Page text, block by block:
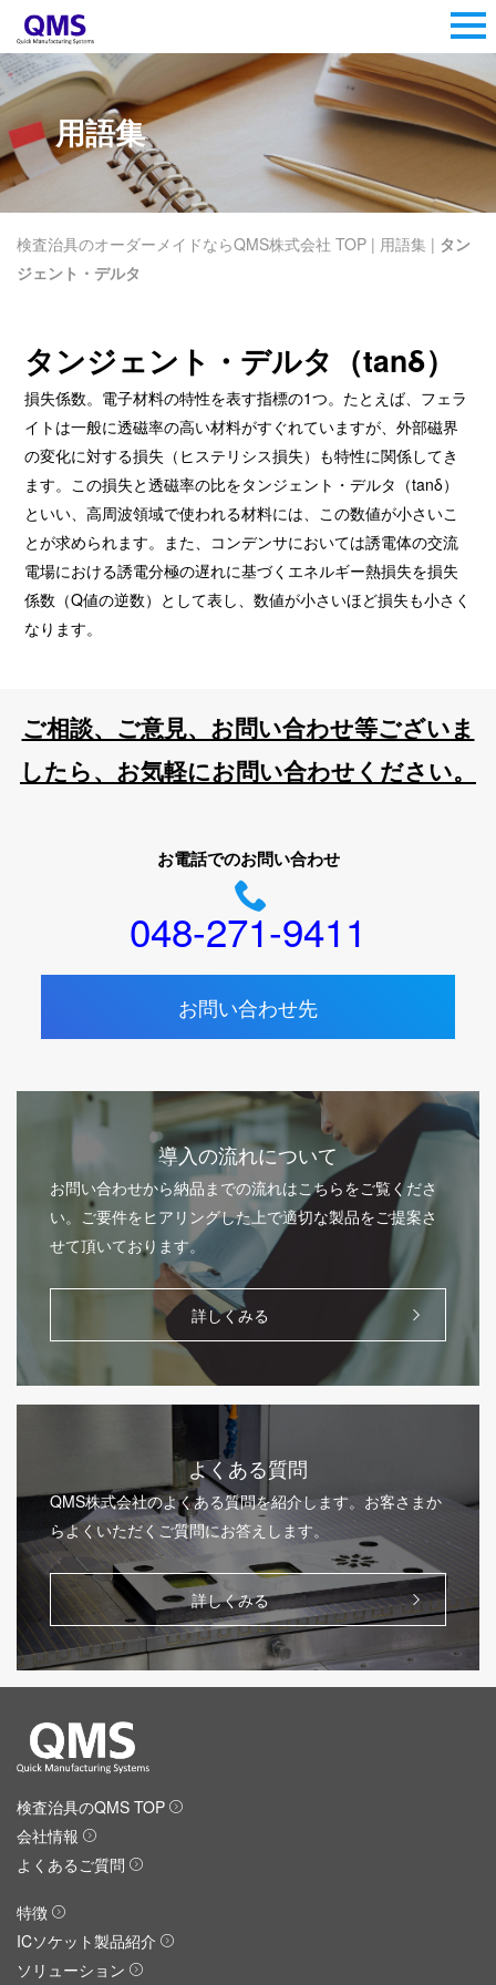
用語集
検査治具のオーダーメイドならQMS株式会社 TOP | 用語集 | タン
ジェント・デルタ
タンジェント・デルタ（tanδ）
損失係数。電子材料の特性を表す指標の1つ。たとえば、フェラ
イトは一般に透磁率の高い材料がすぐれていますが、外部磁界
の変化に対する損失（ヒステリシス損失）も特性に関係してき
ます。この損失と透磁率の比をタンジェント・デルタ（tanδ）
といい、高周波領域で使われる材料には、この数値が小さいこ
とが求められます。また、コンデンサにおいては誘電体の交流
電場における誘電分極の遅れに基づくエネルギー熱損失を損失
係数（Q値の逆数）として表し、数値が小さいほど損失も小さく
なります。
ご相談、ご意見、お問い合わせ等ございま
したら、お気軽にお問い合わせください。
お電話でのお問い合わせ
048-271-9411
お問い合わせ先
導入の流れについて
お問い合わせから納品までの流れはこちらをご覧くださ
い。ご要件をヒアリングした上で適切な製品をご提案さ
せて頂いております。
詳しくみる
よくある質問
QMS株式会社のよくある質問を紹介します。お客さまか
らよくいただくご質問にお答えします。
詳しくみる
検査治具のQMS TOP
会社情報
よくあるご質問
特徴
ICソケット製品紹介
ソリューション